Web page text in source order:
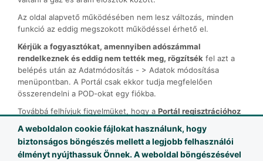
Az oldal alapvető működésében nem lesz változás, minden
funkció az eddig megszokott működéssel érhető el.
Kérjük a fogyasztókat, amennyiben adószámmal
rendelkeznek és eddig nem tették meg, rögzítsék fel azt a
belépés után az Adatmódosítás - > Adatok módosítása
menüpontban. A Portál csak ekkor tudja megfelelően
összerendelni a POD-okat egy fiókba.
Továbbá felhívjuk figyelmüket, hogy a Portál regisztrációhoz
Amennyiben megváltozott, vagy nem elérhető a cím, amit Ön
belépéshez használ, kérjük jelezze a fenti e-mail címen (a
régi valamint az új e-mailt is megadva) és átállítjuk.A már
A weboldalon cookie fájlokat használunk, hogy
biztonságos böngészés mellett a legjobb felhasználói
élményt nyújthassuk Önnek. A weboldal böngészésével